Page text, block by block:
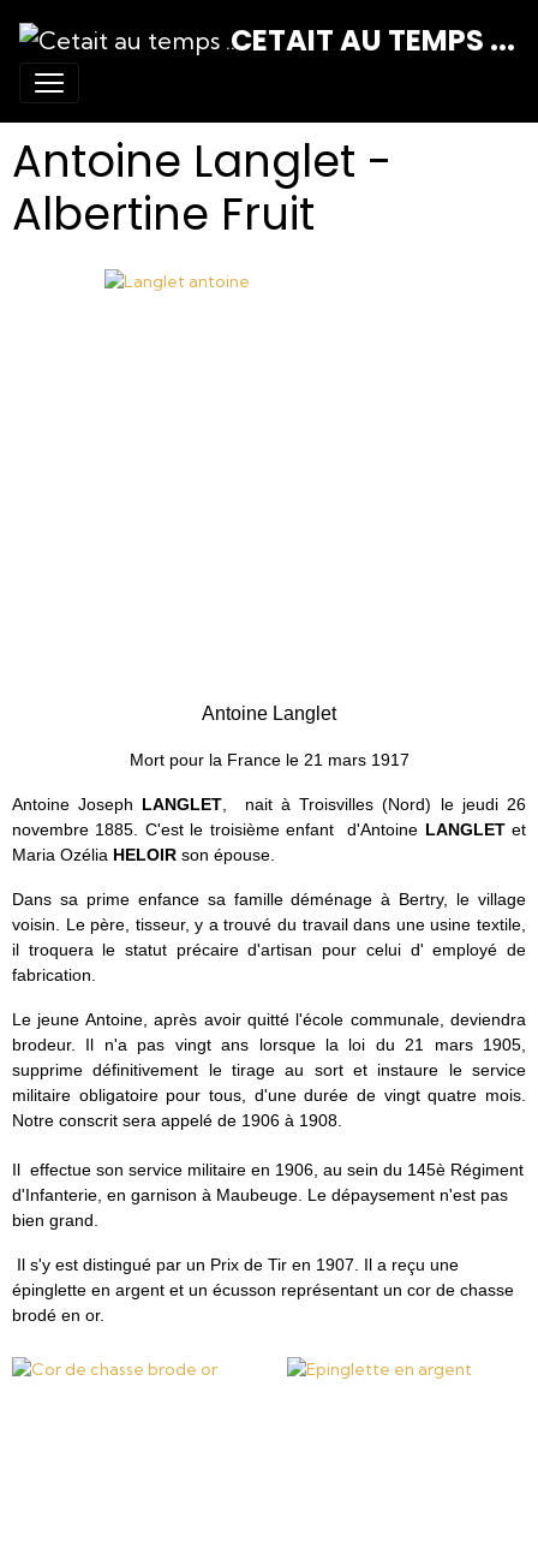
CETAIT AU TEMPS ...
Antoine Langlet -
Albertine Fruit
Antoine Langlet
Mort pour la France le 21 mars 1917
Antoine Joseph LANGLET , nait à Troisvilles (Nord) le jeudi 26
novembre 1885. C'est le troisième enfantd'Antoine LANGLETet
Maria Ozélia HELOIR son épouse.
Dans sa prime enfance sa famille déménage à Bertry, le village
voisin. Le père, tisseur, y a trouvé du travail dans une usine textile,
il troquera le statut précaire d'artisan pour celui d' employé de
fabrication.
Le jeune Antoine, après avoir quitté l'école communale, deviendra
brodeur. Il n'a pas vingt ans lorsque la loi du 21 mars 1905,
supprime définitivement le tirage au sort et instaure le service
militaire obligatoire pour tous, d'une durée de vingt quatre mois.
Notre conscrit sera appelé de 1906 à 1908.
Il effectue son service militaire en 1906, au sein du 145è Régiment
d'Infanterie, en garnison à Maubeuge. Le dépaysement n'est pas
bien grand.
Il s'y est distingué par un Prix de Tir en 1907. Il a reçu une
épinglette en argent et un écusson représentant un cor de chasse
brodé en or.